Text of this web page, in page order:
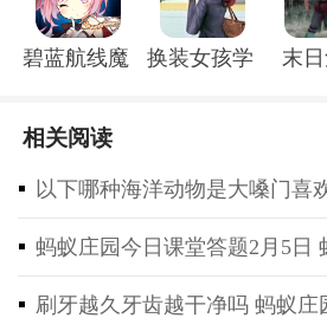
★100-599元返50%
★600-999元返80%
★6000-9999元返200%
★10000元及以上返利300%
系人工客服进行核实！
转游活动
碧蓝航线魔改r18全套补丁破解
换装女孩学校 末
相关阅读
以下哪种海洋动物是大嗓门喜
蚂蚁庄园今日课堂答题2月5日
刷牙越久牙齿越干净吗 蚂蚁庄